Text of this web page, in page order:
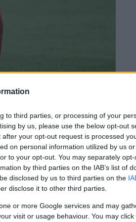
to third parties, or processing of your
by us, please use the below opt-out
your opt-out request is processed
on personal information utilized by us
to your opt-out. You may separately
by third parties on the IAB’s list of
disclosed by us to third parties on the
disclose it to other third parties.
or more Google services and may
visit or usage behaviour. You may
Καραϊσκάκης», στο
, και προσπέρασε τον
τουChampions